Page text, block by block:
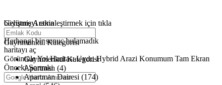
büyütmeyi etkinleştirmek için tıkla
Haritalar yükleniyor
Herhangi bir sonuç bulamadık
haritayı aç
GörüntüleYol Haritası Uydu Hybrid Arazi Konumum Tam Ekran
Önceki Sonraki
Gelişmiş Arama
Gayrimenkul Kategorisi
Gayrimenkul Kategorisi
Apartman (4)
Apartman Dairesi (174)